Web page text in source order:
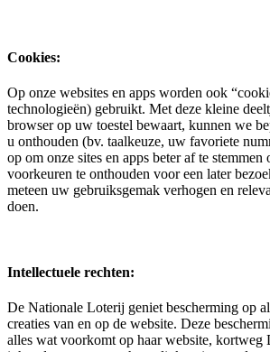
Cookies:
Op onze websites en apps worden ook
technologieën) gebruikt. Met deze kleine
browser op uw toestel bewaart, kunnen we
u onthouden (bv. taalkeuze, uw favoriete
op om onze sites en apps beter af te
voorkeuren te onthouden voor een later
meteen uw gebruiksgemak verhogen en
doen.
Intellectuele rechten:
De Nationale Loterij geniet bescherming op
creaties van en op de website. Deze
alles wat voorkomt op haar website, kortweg